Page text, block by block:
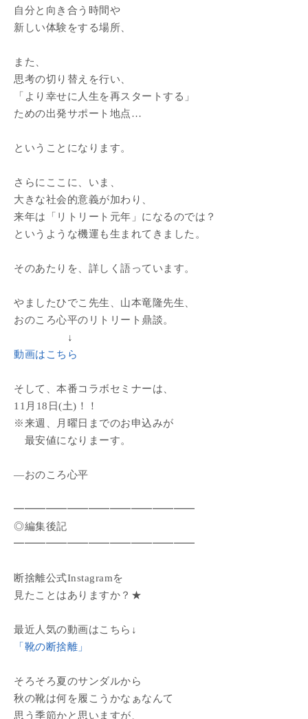
自分と向き合う時間や
新しい体験をする場所、
また、
思考の切り替えを行い、
「より幸せに人生を再スタートする」
ための出発サポート地点…
ということになります。
さらにここに、いま、
大きな社会的意義が加わり、
来年は「リトリート元年」になるのでは？
というような機運も生まれてきました。
そのあたりを、詳しく語っています。
やましたひでこ先生、山本竜隆先生、
おのころ心平のリトリート鼎談。
↓
動画はこちら
そして、本番コラボセミナーは、
11月18日(土)！！
※来週、月曜日までのお申込みが
最安値になりまーす。
―おのころ心平
━━━━━━━━━━━━━━━━━
◎編集後記
━━━━━━━━━━━━━━━━━
断捨離公式Instagramを
見たことはありますか？★
最近人気の動画はこちら↓
「靴の断捨離」
そろそろ夏のサンダルから
秋の靴は何を履こうかなぁなんて
思う季節かと思いますが、